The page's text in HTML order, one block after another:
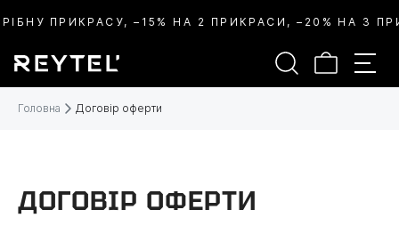
–15% НА 2 ПРИКРАСИ, –20% НА 3
Головна Договір оферти
ДОГОВІР ОФЕРТИ